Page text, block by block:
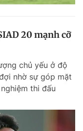
20 mạnh cỡ
chủ yếu ở độ
nhờ sự góp mặt
thi đấu